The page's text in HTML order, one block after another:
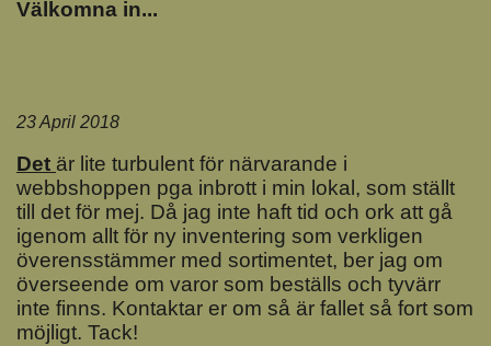
Välkomna in...
23 April 2018
Det är lite turbulent för närvarande i
webbshoppen pga inbrott i min lokal, som ställt
till det för mej. Då jag inte haft tid och ork att gå
igenom allt för ny inventering som verkligen
överensstämmer med sortimentet, ber jag om
överseende om varor som beställs och tyvärr
inte finns. Kontaktar er om så är fallet så fort som
möjligt. Tack!